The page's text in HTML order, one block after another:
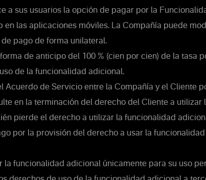
a sus usuarios la opción de pagar por la
en las aplicaciones móviles. La Compañía puede
pago de forma unilateral.
de anticipo del 100 % (cien por cien) de la tasa
de la funcionalidad adicional.
Acuerdo de Servicio entre la Compañía y el Cliente
en la terminación del derecho del Cliente a utilizar
pierde el derecho a utilizar la funcionalidad
por la provisión del derecho a usar la
la funcionalidad adicional únicamente para su uso